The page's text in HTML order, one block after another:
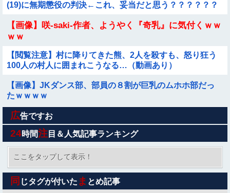
(19)に無期懲役の判決←これ、妥当だと思う？？？？？？
【画像】咲-saki-作者、ようやく『奇乳』に気付くｗｗ
ｗｗ
【閲覧注意】村に降りてきた熊、2人を殺すも、怒り狂う
100人の村人に囲まれこうなる…（動画あり）
【画像】JKダンス部、部員の８割が巨乳のムホホ部だっ
たｗｗｗｗ
【ウマ娘】シュヴァちはもう手遅れ
【動画】熊本地震発生時の手術室の様子が公開される
【画像】 このハゲにやられたJKがたくさんいるという事
実
広告ですお
24時間注 目＆人気記事ランキング
ここをタップして表示！
同 じタグが付いた ま とめ記事